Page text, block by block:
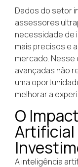
Dados do setor
assessores
necessidade de
mais precisos e
mercado.
avançadas não
uma
melhorar a
O
Artificial
A inteligência